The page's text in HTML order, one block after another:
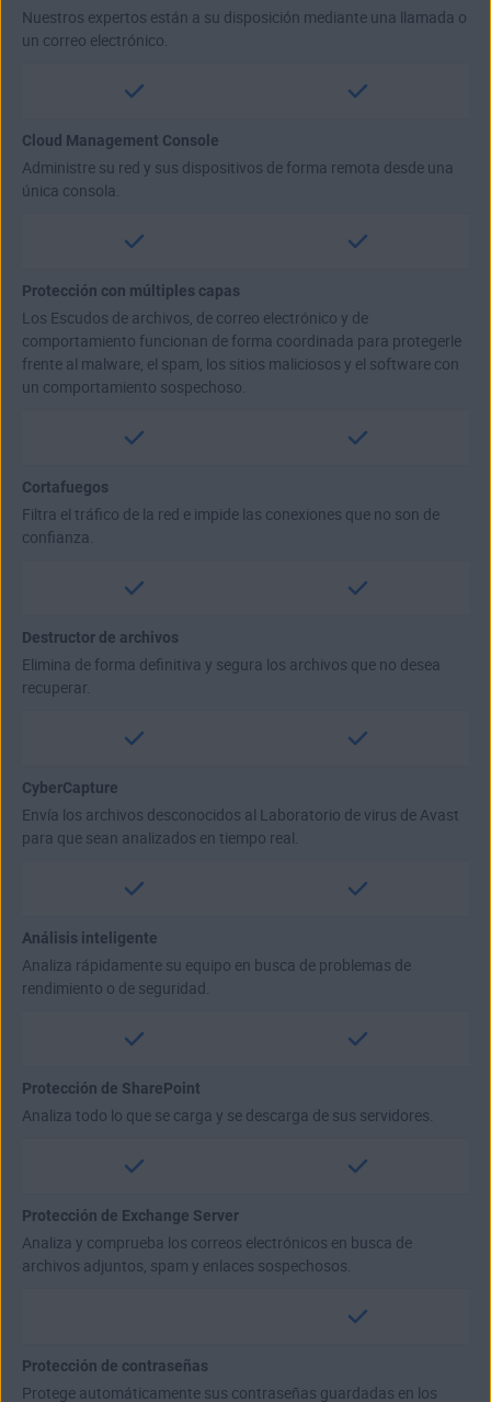
Nuestros expertos están a su disposición mediante una llamada o
un correo electrónico.
Cloud Management Console
Administre su red y sus dispositivos de forma remota desde una
única consola.
Protección con múltiples capas
Los Escudos de archivos, de correo electrónico y de
comportamiento funcionan de forma coordinada para protegerle
frente al malware, el spam, los sitios maliciosos y el software con
un comportamiento sospechoso.
Cortafuegos
Filtra el tráfico de la red e impide las conexiones que no son de
confianza.
Destructor de archivos
Elimina de forma definitiva y segura los archivos que no desea
recuperar.
CyberCapture
Envía los archivos desconocidos al Laboratorio de virus de Avast
para que sean analizados en tiempo real.
Análisis inteligente
Analiza rápidamente su equipo en busca de problemas de
rendimiento o de seguridad.
Protección de SharePoint
Analiza todo lo que se carga y se descarga de sus servidores.
Protección de Exchange Server
Analiza y comprueba los correos electrónicos en busca de
archivos adjuntos, spam y enlaces sospechosos.
Protección de contraseñas
Protege automáticamente sus contraseñas guardadas en los